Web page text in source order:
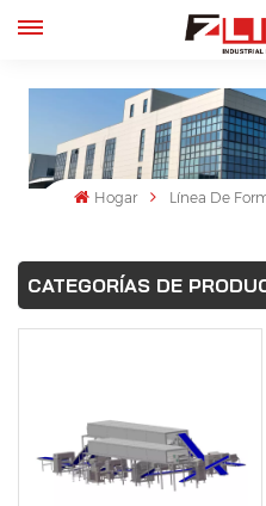
français
español
Hogar Línea De
CATEGORÍAS DE